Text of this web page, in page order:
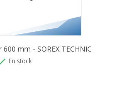
mm - SOREX TECHNIC
En stock